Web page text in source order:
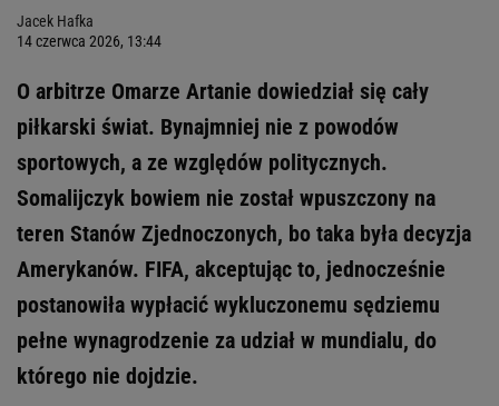
Jacek Hafka
14 czerwca 2026, 13:44
O arbitrze Omarze Artanie dowiedział się cały
piłkarski świat. Bynajmniej nie z powodów
sportowych, a ze względów politycznych.
Somalijczyk bowiem nie został wpuszczony na
teren Stanów Zjednoczonych, bo taka była decyzja
Amerykanów. FIFA, akceptując to, jednocześnie
postanowiła wypłacić wykluczonemu sędziemu
pełne wynagrodzenie za udział w mundialu, do
którego nie dojdzie.